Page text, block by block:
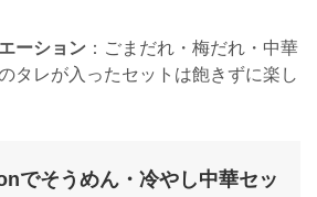
ーション ：ごまだれ・梅だれ・中華
タレが入ったセットは飽きずに楽し
でそうめん・冷やし中華セッ